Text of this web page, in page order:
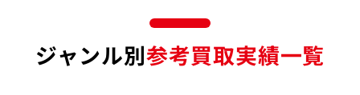
金のブレスレット 買取
金のブローチ 買取
オパール 買取
ルイ･ヴィトン 買取
カルティエ 買取
フィリップ 買取
ジャンル別参考買取実績一覧